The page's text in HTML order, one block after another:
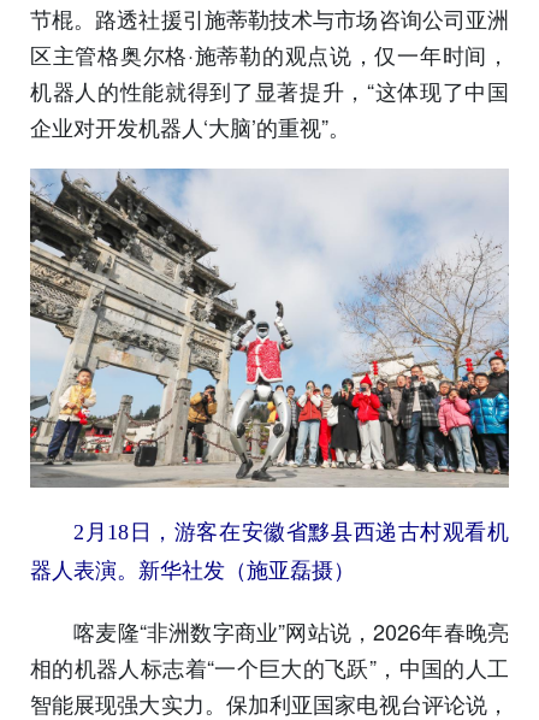
节棍。路透社援引施蒂勒技术与市场咨询公司亚洲
区主管格奥尔格·施蒂勒的观点说，仅一年时间，
机器人的性能就得到了显著提升，“这体现了中国
企业对开发机器人‘大脑’的重视”。
2月18日，游客在安徽省黟县西递古村观看机
器人表演。新华社发（施亚磊摄）
喀麦隆“非洲数字商业”网站说，2026年春晚亮
相的机器人标志着“一个巨大的飞跃”，中国的人工
智能展现强大实力。保加利亚国家电视台评论说，